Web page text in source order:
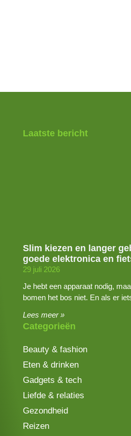
Laatste bericht
Slim kiezen en langer
goede elektronica en
29 juli 2026
Je hebt een apparaat nodig,
bomen het bos niet. En als er
Lees meer »
Categorieën
Beauty & fashion
Eten & drinken
Gadgets & tech
Liefde & relaties
Gezondheid
Reizen